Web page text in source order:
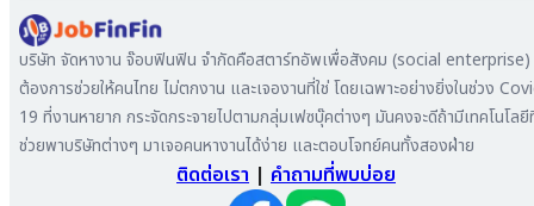
หางาน สมุทรสาคร
หางาน ระยอง
หางาน สมุทรสาหางาน ภูเก็ต
หางาน พระนครศรีอยุธยา
ลงประกาศรับสมัครงาน
ค้นหาผู้สมัครงาน
ลงโฆษณา
บริษัท จัดหางาน จ๊อบฟินฟิน จำกัดคือสตาร์ทอัพเพื่อสังคม (social
ต้องการช่วยให้คนไทย ไม่ตกงาน และเจองานที่ใช่ โดยเฉพาะอย่างยิ่งในช่วง
19 ที่งานหายาก กระจัดกระจายไปตามกลุ่มเฟซบุ๊คต่างๆ มันคงจะดีถ้ามีเทคโนโล
ช่วยพาบริษัทต่างๆ มาเจอคนหางานได้ง่าย และตอบโจทย์คนทั้งสองฝ่าย
ติดต่อเรา | คำถามที่พบบ่อย